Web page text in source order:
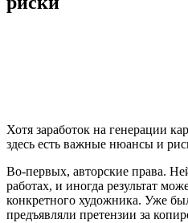
Хотя заработок на генерации
здесь есть важные нюансы и
Во-первых, авторские права.
работах, и иногда результат
конкретного художника. Уже
предъявляли претензии за